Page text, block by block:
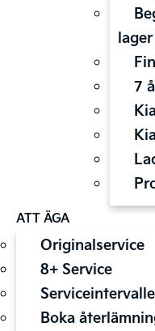
lager
7
ATT ÄGA
Originalservice
8+ Service
Boka